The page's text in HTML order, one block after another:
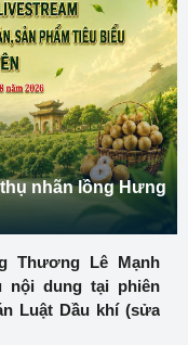
nhãn lồng Hưng
Thương Lê Mạnh
nội dung tại phiên
Luật Dầu khí (sửa